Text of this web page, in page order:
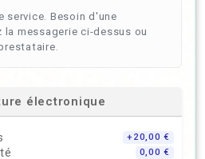
service. Besoin d'une
messagerie ci-dessus ou
électronique
+20,00 €
0,00 €